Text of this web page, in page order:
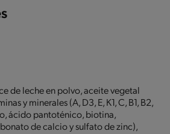
de leche en polvo, aceite vegetal
y minerales (A, D3, E, K1, C, B1, B2,
ácido pantoténico, biotina,
de calcio y sulfato de zinc),